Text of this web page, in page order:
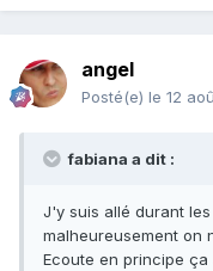
angel
Posté(e) le 12
fabiana a dit :
J'y suis allé durant
malheureusement on
Ecoute en principe ça